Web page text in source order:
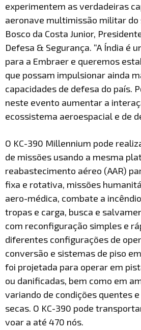
experimentem as verdadeiras
aeronave multimissão militar do
Bosco da Costa Junior,
Defesa & Segurança. “A Índia é
para a Embraer e queremos
que possam impulsionar ainda
capacidades de defesa do país.
neste evento aumentar a
ecossistema aeroespacial e de
O KC-390 Millennium pode
de missões usando a mesma
reabastecimento aéreo (AAR)
fixa e rotativa, missões
aero-médica, combate a
tropas e carga, busca e
com reconfiguração simples e
diferentes configurações de
conversão e sistemas de piso
foi projetada para operar em
ou danificadas, bem como em
variando de condições quentes
secas. O KC-390 pode
voar a até 470 nós.